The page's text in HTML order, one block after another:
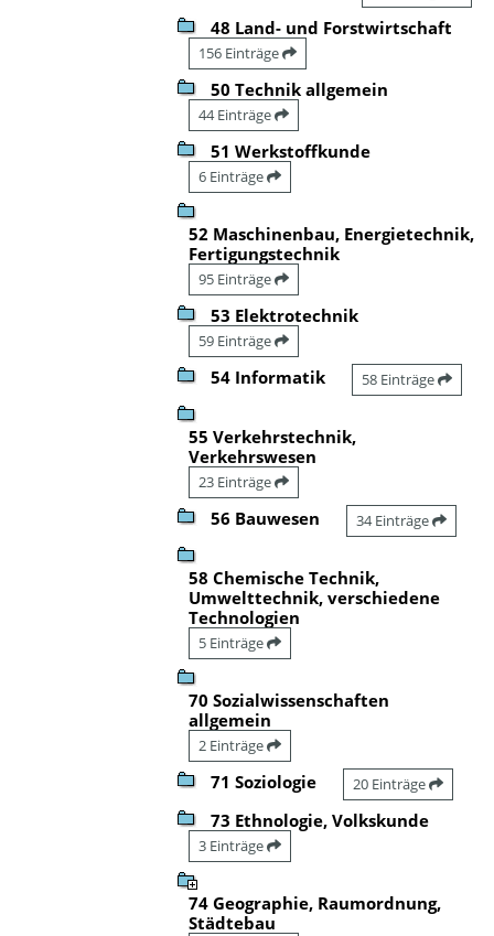
48 Land- und Forstwirtschaft
156 Einträge
50 Technik allgemein
44 Einträge
51 Werkstoffkunde
6 Einträge
52 Maschinenbau, Energietechnik,
Fertigungstechnik
95 Einträge
53 Elektrotechnik
59 Einträge
54 Informatik 58 Einträge
55 Verkehrstechnik,
Verkehrswesen
23 Einträge
56 Bauwesen 34 Einträge
58 Chemische Technik,
Umwelttechnik, verschiedene
Technologien
5 Einträge
70 Sozialwissenschaften
allgemein
2 Einträge
71 Soziologie 20 Einträge
73 Ethnologie, Volkskunde
3 Einträge
74 Geographie, Raumordnung,
Städtebau